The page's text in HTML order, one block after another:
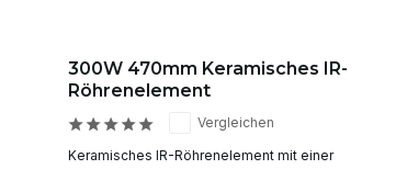
300W 470mm Keramisches IR-
Röhrenelement
Vergleichen
Keramisches IR-Röhrenelement mit einer